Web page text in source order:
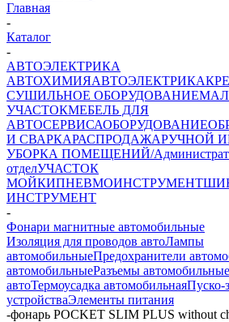
Главная
-
Каталог
-
АВТОЭЛЕКТРИКА
АВТОХИМИЯАВТОЭЛЕКТРИКА
СУШИЛЬНОЕ ОБОРУДОВАНИЕ
УЧАСТОКМЕБЕЛЬ ДЛЯ
АВТОСЕРВИСАОБОРУДОВАНИЕ
И СВАРКАРАСПРОДАЖАРУЧНОЙ
УБОРКА ПОМЕЩЕНИЙ/
отделУЧАСТОК
МОЙКИПНЕВМОИНСТРУМЕНТ
ИНСТРУМЕНТ
-
Фонари магнитные автомобильные
Изоляция для проводов автоЛампы
автомобильныеПредохранители
автомобильныеРазъемы автомобильные
автоТермоусадка автомобильнаяПуско-
устройстваЭлементы питания
-фонарь POCKET SLIM PLUS without